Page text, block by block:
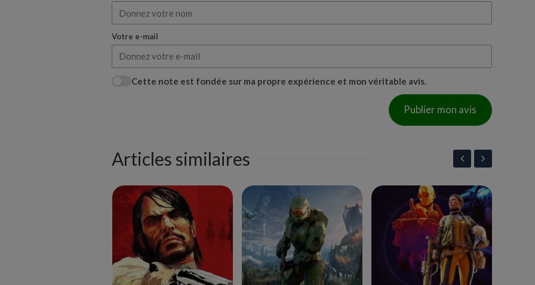
Votre e-mail
Cette note est fondée sur ma propre expérience et mon véritable avis.
Publier mon avis
Articles similaires